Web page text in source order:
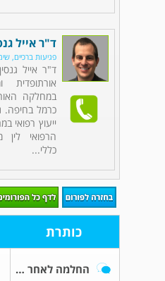
ד"ר אייל
פגיעות ברכיים,
ד"ר אייל
במחלקה
כרמל בחיפה.
ייעוץ רפואי
הרפואי לין
כללי...
כותרת
החלמה לאחר שבר בירך